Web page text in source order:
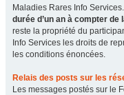
Maladies Rares Info Services.
durée d’un an à compter
reste la propriété du
Info Services les droits de
les conditions énoncées.
Relais des posts sur les
Les messages postés sur le